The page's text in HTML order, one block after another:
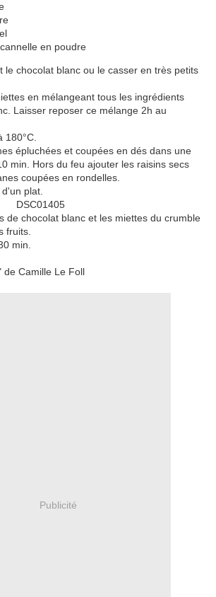
en poudre
le chocolat blanc ou le casser en très petits
en mélangeant tous les ingrédients
Laisser reposer ce mélange 2h au
180°C.
épluchées et coupées en dés dans une
min. Hors du feu ajouter les raisins secs
coupées en rondelles.
plat.
de chocolat blanc et les miettes du crumble
fruits.
min.
de Camille Le Foll
Publicité